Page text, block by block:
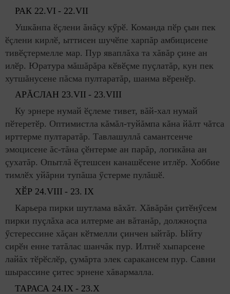
РАК 22.VI - 22.VII
Ушкăнпа ӗçлени ăнăçу кӳрӗ. Команда пӗр çын пек
ӗçлени кирлӗ, ыттисен шучӗпе харпăр амбицисене
тивӗçтермелле мар. Пур яваплăха та хăвăр çине ан
илӗр. Юратура мăшăрăра кӗвӗçме пуçлатăр, кун пек
хутшăнусене пăсма пултаратăр, шанма вӗренӗр.
АРĂСЛАН 23.VII - 23.VIII
Ку эрнере нумай ӗçлеме тивет, вăй-хал нумай
пӗтеретӗр. Оптимистла кăмăл-туйăмпа кăна йăлт чăтса
ирттерме пултаратăр. Тавлашуллă самантсенче
эмоцисене ăс-тăна çӗнтерме ан парăр, логикăна ан
çухатăр. Опытлă ӗçтешсен канашӗсене итлӗр. Хоббие
тимлӗх уйăрни тупăша ӳстерме пулăшӗ.
ХӖР 24.VIII - 23. IX
Карьера пирки шутлама вăхăт. Хăвăрăн çитӗнӳсем
пирки пуçлăха аса илтерме ан вăтанăр, должноçпа
ӳстерессине хăçан кӗтмелли çинчен ыйтăр. Ыйту
сирӗн енне татăлас шанчăк пур. Илтнӗ хыпарсене
лайăх тӗрӗслӗр, çумăрта элек саракансем пур. Савни
шырассине çитес эрнене хăвармалла.
ТАРАСА 24.IX - 23.X